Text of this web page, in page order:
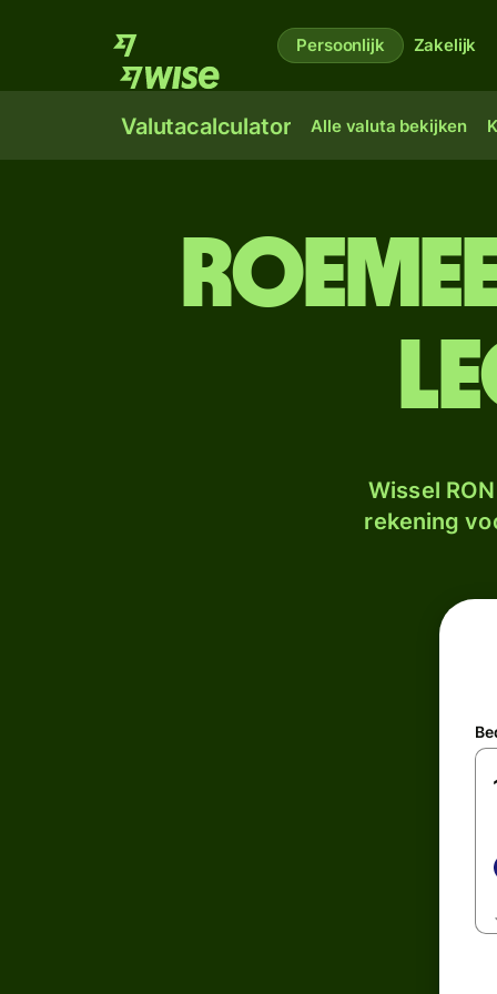
Persoonlijk Zakelijk
Valutacalculator Alle valuta bekijken
Wissel
rekening